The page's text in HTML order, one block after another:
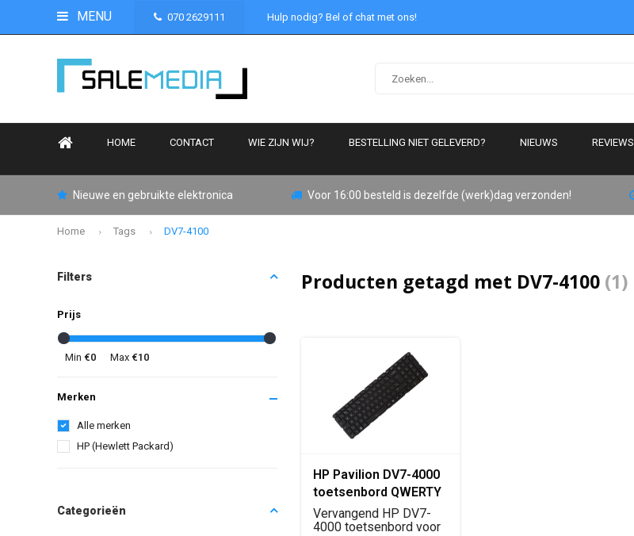
MENU 070 2629111 Hulp nodig? Bel of chat met ons!
HOME CONTACT WIE ZIJN WIJ? BESTELLING NIET GELEVERD? NIEUWS REVIEWS
Nieuwe en gebruikte elektronica Voor 16:00 besteld is dezelfde (werk)dag verzonden!
Home Tags DV7-4100
Filters
Prijs
Min €0 Max €10
Merken
Alle merken
HP (Hewlett Packard)
Categorieën
Producten getagd met DV7-4100 (1)
HP Pavilion DV7-4000
toetsenbord QWERTY
vervanging zwart
Vervangend HP DV7-
4000 toetsenbord voor